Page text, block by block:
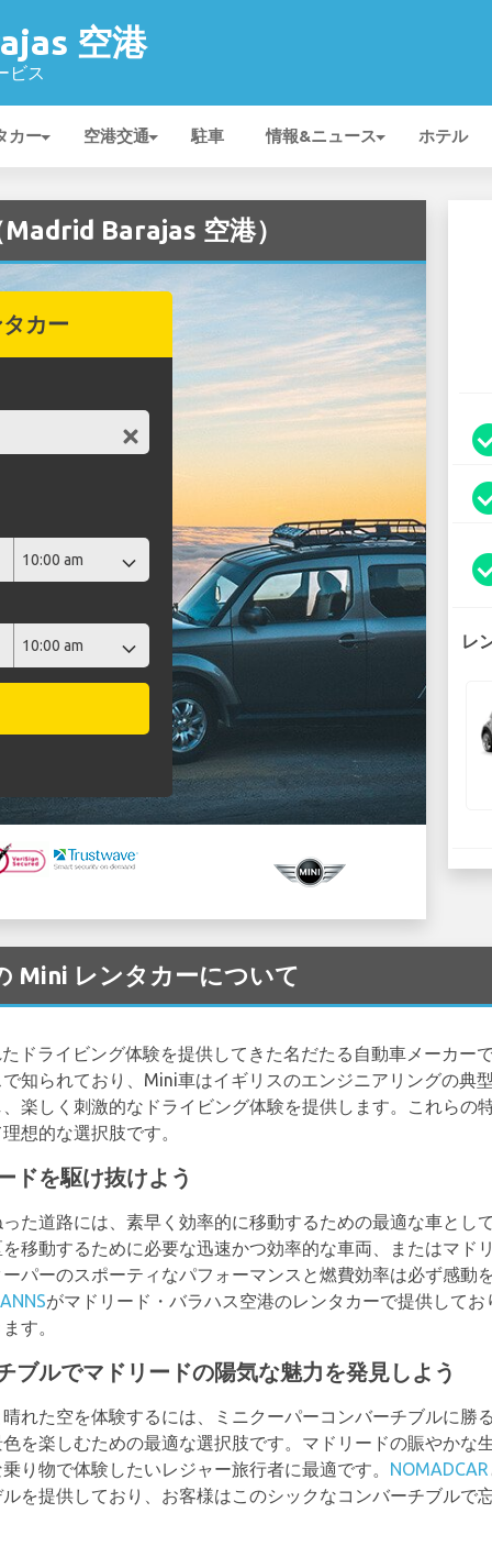
空港
ビス
カー 空港交通 駐車 情報&ニュース ホテル
Barajas 空港）
カー
レ
Mini レンタカーについて
ドライビング体験を提供してきた名だたる自動車メーカー
知られており、Mini車はイギリスのエンジニアリングの典
楽しく刺激的なドライビング体験を提供します。これらの
想的な選択肢です。
ドを駆け抜けよう
た道路には、素早く効率的に移動するための最適な車とし
移動するために必要な迅速かつ効率的な車両、またはマド
パーのスポーティなパフォーマンスと燃費効率は必ず感動
がマドリード・バラハス空港のレンタカーで提供して
す。
ブルでマドリードの陽気な魅力を発見しよう
れた空を体験するには、ミニクーパーコンバーチブルに勝
を楽しむための最適な選択肢です。マドリードの賑やかな
り物で体験したいレジャー旅行者に最適です。 NOMADCAR
を提供しており、お客様はこのシックなコンバーチブルで